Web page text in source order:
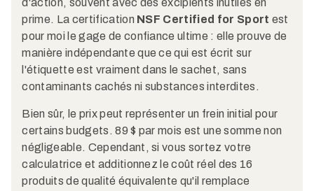
prime. La certification NSF Certified for Sport est
pour moi le gage de confiance ultime : elle prouve de
manière indépendante que ce qui est écrit sur
l'étiquette est vraiment dans le sachet, sans
contaminants cachés ni substances interdites.
Bien sûr, le prix peut représenter un frein initial pour
certains budgets. 89 $ par mois est une somme non
négligeable. Cependant, si vous sortez votre
calculatrice et additionnez le coût réel des 16
produits de qualité équivalente qu'il remplace